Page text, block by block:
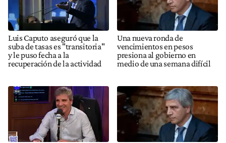
Luis Caputo aseguró que la
suba de tasas es "transitoria"
y le puso fecha a la
recuperación de la actividad
Una nueva ronda de
vencimientos en pesos
presiona al gobierno en
medio de una semana difícil